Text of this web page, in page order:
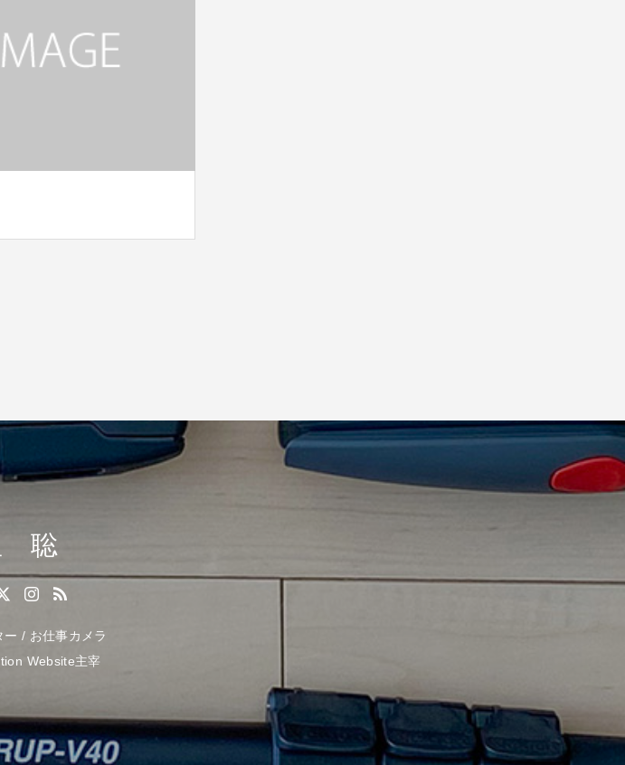
聡
ー / お仕事カメラ
Website主宰